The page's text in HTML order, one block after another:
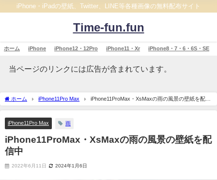
iPhone・iPadの壁紙、Twitter、LINE等各種画像の無料配布サイト
Time-fun.fun
ホーム iPhone iPhone12・12Pro iPhone11・Xr iPhone8・7・6・6S・SE
当ページのリンクには広告が含まれています。
ホーム iPhone11Pro Max
iPhone11ProMax・XsMaxの雨の風景の壁紙を配信
中
iPhone11Pro Max 雨
iPhone11ProMax・XsMaxの雨の風景の壁紙を配
信中
2022年6月11日 2024年1月6日